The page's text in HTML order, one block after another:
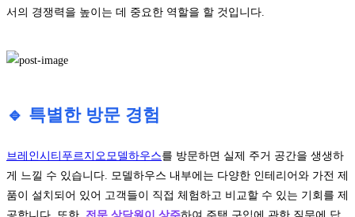
서의 경쟁력을 높이는 데 중요한 역할을 할 것입니다.
🔹 특별한 방문 경험
브레인시티푸르지오모델하우스를 방문하면 실제 주거 공간을 생생하
게 느낄 수 있습니다. 모델하우스 내부에는 다양한 인테리어와 가전 제
품이 설치되어 있어 고객들이 직접 체험하고 비교할 수 있는 기회를 제